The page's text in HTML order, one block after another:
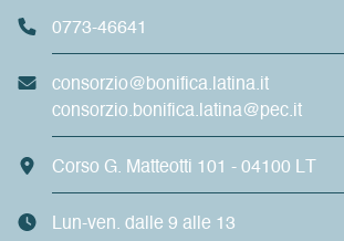
0773-46641
consorzio@bonifica.latina.it
consorzio.bonifica.latina@pec.it
Corso G. Matteotti 101 - 04100 LT
Lun-ven. dalle 9 alle 13